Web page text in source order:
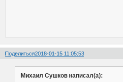
Поделиться2018-01-15 11:05:53
Михаил Сушков написал(а):